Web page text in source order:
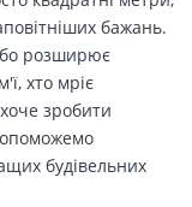
бажань.
розширює
хто мріє
зробити
будівельних